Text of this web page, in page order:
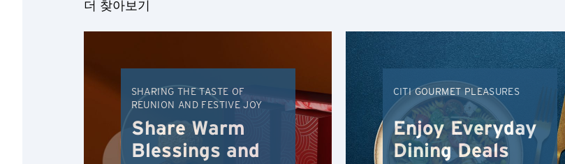
알파벳순
알파벳역순
더 찾아보기
SHARING THE TASTE OF
REUNION AND FESTIVE JOY
Share Warm
Blessings and
CITI GOURMET PLEASURES
Enjoy Everyday
Dining Deals
확인
방콕, 태국
싱가포르
홍콩